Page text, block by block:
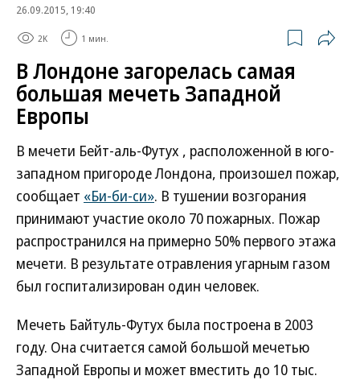
26.09.2015, 19:40
2K 1 мин.
В Лондоне загорелась самая
большая мечеть Западной
Европы
В мечети Бейт-аль-Футух , расположенной в юго-
западном пригороде Лондона, произошел пожар,
сообщает «Би-би-си». В тушении возгорания
принимают участие около 70 пожарных. Пожар
распространился на примерно 50% первого этажа
мечети. В результате отравления угарным газом
был госпитализирован один человек.
Мечеть Байтуль-Футух была построена в 2003
году. Она считается самой большой мечетью
Западной Европы и может вместить до 10 тыс.